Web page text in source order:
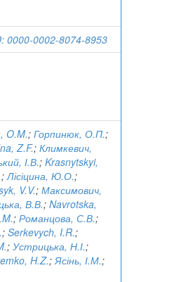
0000-0002-8074-8953
O.M.; Горпинюк, О.П.;
Z.F.; Климкевич,
І.В.; Krasnytskyi,
;Лісіцина, Ю.О.;
V.V.; Максимович,
В.В.; Navrotska,
; Романцова, С.В.;
; Serkevych, I.R.;
; Устрицька, Н.І.;
H.Z.;Ясінь, І.М.;